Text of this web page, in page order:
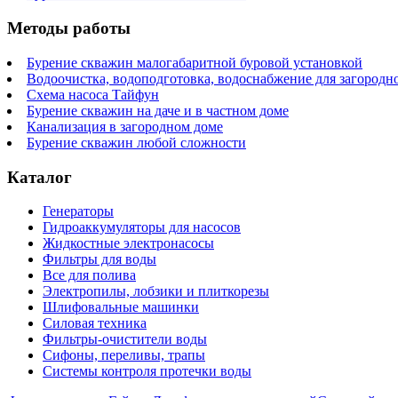
Методы работы
Бурение скважин малогабаритной буровой установкой
Водоочистка, водоподготовка, водоснабжение для
Схема насоса Тайфун
Бурение скважин на даче и в частном доме
Канализация в загородном доме
Бурение скважин любой сложности
Каталог
Генераторы
Гидроаккумуляторы для насосов
Жидкостные электронасосы
Фильтры для воды
Все для полива
Электропилы, лобзики и плиткорезы
Шлифовальные машинки
Силовая техника
Фильтры-очистители воды
Сифоны, переливы, трапы
Системы контроля протечки воды